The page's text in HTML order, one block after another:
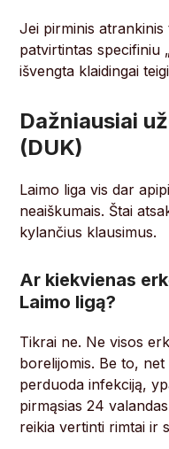
Jei pirminis
patvirtintas specifiniu
išvengta klaidingai
Dažniausiai
(DUK)
Laimo liga vis dar
neaiškumais. Štai
kylančius klausimus.
Ar kiekvienas
Laimo ligą?
Tikrai ne. Ne visos
borelijomis. Be to,
perduoda infekciją,
pirmąsias 24
reikia vertinti rimtai ir